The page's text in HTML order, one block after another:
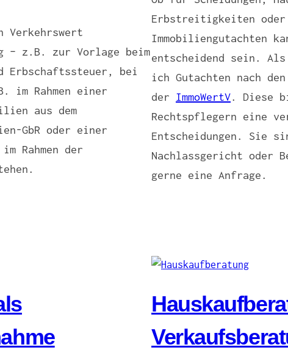
Verkehrswert
– z.B. zur Vorlage beim
Erbschaftssteuer, bei
im Rahmen einer
aus dem
GbR oder einer
Rahmen der
Erbstreitigkeiten oder
Immobiliengutachten
entscheidend sein.
ich Gutachten nach
der ImmoWertV. Diese
Rechtspflegern eine
Entscheidungen. Sie
Nachlassgericht oder
gerne eine Anfrage.